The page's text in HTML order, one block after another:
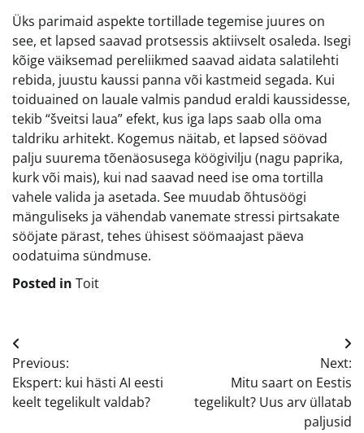
Üks parimaid aspekte tortillade tegemise juures on
see, et lapsed saavad protsessis aktiivselt osaleda. Isegi
kõige väiksemad pereliikmed saavad aidata salatilehti
rebida, juustu kaussi panna või kastmeid segada. Kui
toiduained on lauale valmis pandud eraldi kaussidesse,
tekib “šveitsi laua” efekt, kus iga laps saab olla oma
taldriku arhitekt. Kogemus näitab, et lapsed söövad
palju suurema tõenäosusega köögivilju (nagu paprika,
kurk või mais), kui nad saavad need ise oma tortilla
vahele valida ja asetada. See muudab õhtusöögi
mänguliseks ja vähendab vanemate stressi pirtsakate
sööjate pärast, tehes ühisest söömaajast päeva
oodatuima sündmuse.
Posted in Toit
Navigeerimine
Previous:
Ekspert: kui hästi AI eesti
keelt tegelikult valdab?
Next:
Mitu saart on Eestis
tegelikult? Uus arv üllatab
paljusid